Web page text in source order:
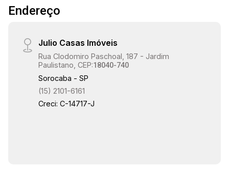
17:30
18:00
18:30
exclusividade, tranquilidade e praticidade no dia
padrão ou construir uma residência única em
Sorocaba.
Endereço
Julio Casas Imóveis
Rua Clodomiro Paschoal, 187 - Jardim
Paulistano, CEP:18040-740
Sorocaba - SP
(15) 2101-6161
Creci: C-14717-J